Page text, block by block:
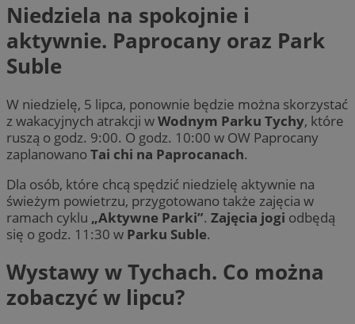
Niedziela na spokojnie i
aktywnie. Paprocany oraz Park
Suble
W niedzielę, 5 lipca, ponownie będzie można skorzystać
z wakacyjnych atrakcji wWodnym Parku Tychy, które
ruszą o godz. 9:00. O godz. 10:00 w OW Paprocany
zaplanowanoTai chi na Paprocanach.
Dla osób, które chcą spędzić niedzielę aktywnie na
świeżym powietrzu, przygotowano także zajęcia w
ramach cyklu „Aktywne Parki”. Zajęcia jogi odbędą
się o godz. 11:30 w Parku Suble.
Wystawy w Tychach. Co można
zobaczyć w lipcu?